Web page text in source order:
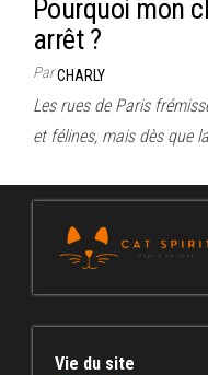
Pourquoi mon
arrêt ?
ParCHARLY
Les rues de Paris
et félines, mais dès que
Vie du site